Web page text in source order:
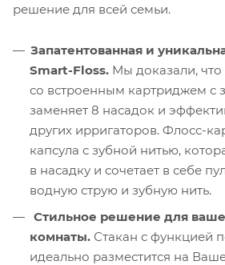
решение для всей семьи.
Запатентованная и
Smart-Floss. Мы доказали, что
со встроенным картриджем с
заменяет 8 насадок и
других ирригаторов. Флосс-
капсула с зубной нитью,
в насадку и сочетает в себе
водную струю и зубную нить.
Стильное решение для
комнаты. Стакан с функцией
идеально разместится на